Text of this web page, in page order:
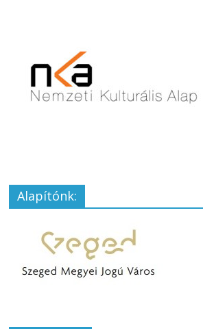
Alapítónk: